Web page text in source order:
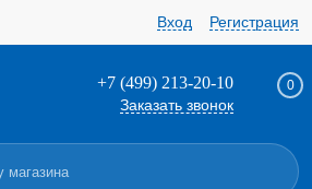
Вход Регистрация
+7 (499) 213-20-10
Заказать звонок
0